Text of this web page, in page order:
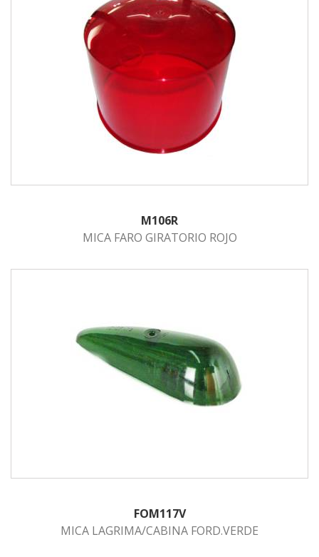
M106R
MICA FARO GIRATORIO ROJO
FOM117V
MICA LAGRIMA/CABINA FORD.VERDE